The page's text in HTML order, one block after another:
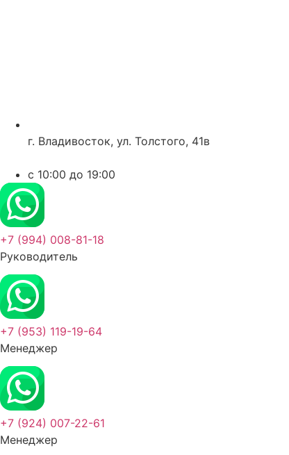
г. Владивосток, ул. Толстого, 41в
c 10:00 до 19:00
+7 (994) 008-81-18
Руководитель
+7 (953) 119-19-64
Менеджер
+7 (924) 007-22-61
Менеджер